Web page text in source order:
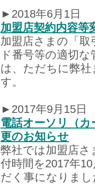
►2018年6月1日
加盟店契約内容等
加盟店さまの「取
ド番号等の適切
は、ただちに弊
す。
►2017年9月15日
電話オーソリ（カ
更のお知らせ
弊社では加盟店さ
付時間を2017年
だく事になりまし